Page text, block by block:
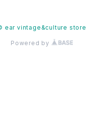
ear vintage&culture store
Powered by